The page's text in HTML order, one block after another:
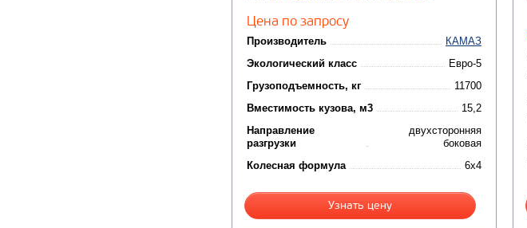
Цена по запросу
Производитель
КАМАЗ
Экологический класс
Евро-5
Грузоподъемность, кг
11700
Вместимость кузова, м3
15,2
Направление
разгрузки
двухсторонняя
боковая
Колесная формула
6x4
Узнать цену